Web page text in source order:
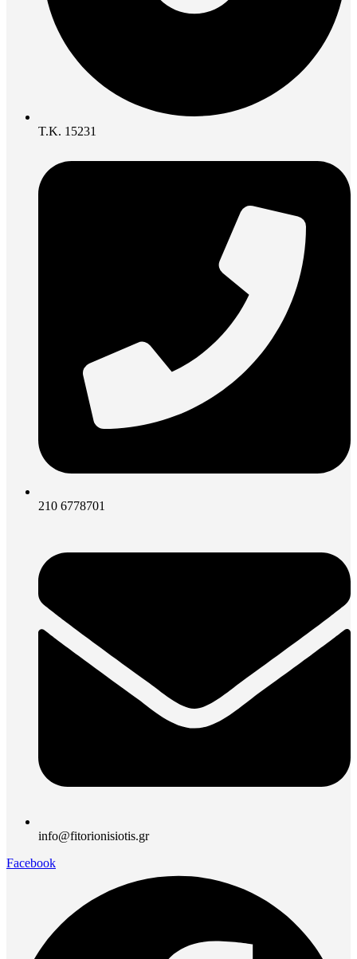
Τ.Κ. 15231
210 6778701
info@fitorionisiotis.gr
Facebook